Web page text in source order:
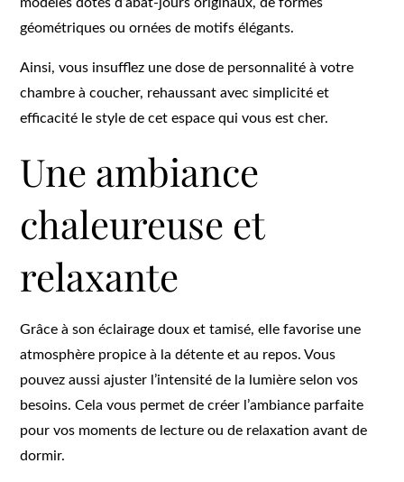
géométriques ou ornées de motifs élégants.
Ainsi, vous insufflez une dose de personnalité à votre
chambre à coucher, rehaussant avec simplicité et
efficacité le style de cet espace qui vous est cher.
Une ambiance
chaleureuse et
relaxante
Grâce à son éclairage doux et tamisé, elle favorise une
atmosphère propice à la détente et au repos. Vous
pouvez aussi ajuster l’intensité de la lumière selon vos
besoins. Cela vous permet de créer l’ambiance parfaite
pour vos moments de lecture ou de relaxation avant de
dormir.